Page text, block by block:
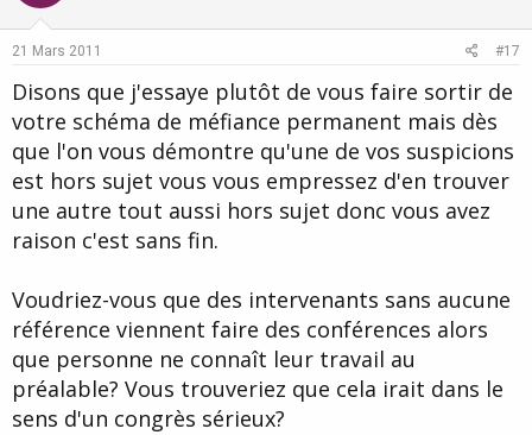
t
v
e
21 Mars 2011 #17
Disons que j'essaye plutôt de vous faire sortir de
votre schéma de méfiance permanent mais dès
que l'on vous démontre qu'une de vos suspicions
est hors sujet vous vous empressez d'en trouver
une autre tout aussi hors sujet donc vous avez
raison c'est sans fin.
Voudriez-vous que des intervenants sans aucune
référence viennent faire des conférences alors
que personne ne connaît leur travail au
préalable? Vous trouveriez que cela irait dans le
sens d'un congrès sérieux?